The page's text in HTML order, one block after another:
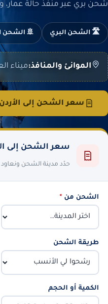
شحن بري عبر منفذ حالة عمار،
🛣️ الشحن البري 🚢 الشحن
الموانئ والمنافذ:ميناء
سعر الشحن إلى الأردن
سعر الشحن إلى
حدّد مدينة الشحن ونعاود
الشحن من *
طريقة الشحن
الكمية أو الحجم